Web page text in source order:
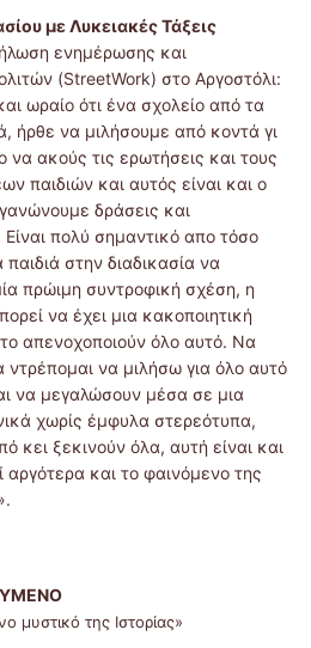
με Λυκειακές Τάξεις
ενημέρωσης και
(StreetWork) στο Αργοστόλι:
ωραίο ότι ένα σχολείο από τα
ήρθε να μιλήσουμε από κοντά γι
να ακούς τις ερωτήσεις και τους
παιδιών και αυτός είναι και ο
δράσεις και
πολύ σημαντικό απο τόσο
στην διαδικασία να
πρώιμη συντροφική σχέση, η
να έχει μια κακοποιητική
απενοχοποιούν όλο αυτό. Να
ντρέπομαι να μιλήσω για όλο αυτό
να μεγαλώσουν μέσα σε μια
χωρίς έμφυλα στερεότυπα,
κει ξεκινούν όλα, αυτή είναι και
αργότερα και το φαινόμενο της
μυστικό της Ιστορίας»